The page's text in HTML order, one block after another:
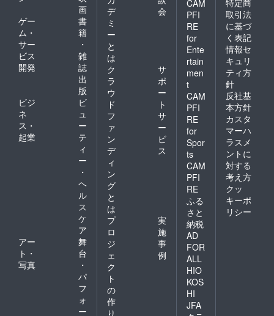
画
ゲー
ム・
サー
ビス
開発
書
籍
・
雑
誌
出
版
ビジ
ネ
ス・
起業
ビ
ュ
ー
テ
ィ
ー
・
ヘ
ル
ス
ケ
ア
アー
ト・
写真
舞
台
・
パ
フ
ォ
ー
デ
ミ
ー
と
は
会
ク
ラ
ウ
ド
フ
ァ
ン
デ
ィ
ン
グ
と
は
サ
ポ
ー
ト
サ
ー
ビ
ス
プ
ロ
ジ
ェ
ク
ト
の
作
り
実
施
事
例
CAM
PFI
RE
for
Ente
rtain
men
t
CAM
PFI
RE
for
Spor
ts
CAM
PFI
RE
ふる
さと
納税
AD
FOR
ALL
HIO
KOS
HI
JFA
特定商
取引法
に基づ
く表記
情報セ
キュリ
ティ方
針
反社基
本方針
カスタ
マーハ
ラスメ
ントに
対する
考え方
クッ
キーポ
リシー